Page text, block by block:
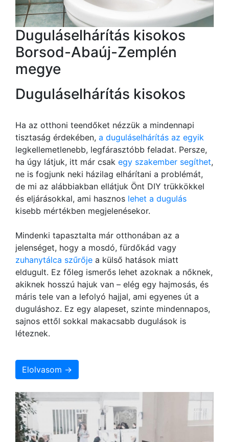
Duguláselhárítás kisokos
Borsod-Abaúj-Zemplén
megye
Duguláselhárítás kisokos
Ha az otthoni teendőket nézzük a mindennapi
tisztaság érdekében, a duguláselhárítás az egyik
legkellemetlenebb, legfárasztóbb feladat. Persze,
ha úgy látjuk, itt már csak egy szakember segíthet,
ne is fogjunk neki házilag elhárítani a problémát,
de mi az alábbiakban ellátjuk Önt DIY trükkökkel
és eljárásokkal, ami hasznos lehet a dugulás
kisebb mértékben megjelenésekor.
Mindenki tapasztalta már otthonában az a
jelenséget, hogy a mosdó, fürdőkád vagy
zuhanytálca szűrője a külső hatások miatt
eldugult. Ez főleg ismerős lehet azoknak a nőknek,
akiknek hosszú hajuk van – elég egy hajmosás, és
máris tele van a lefolyó hajjal, ami egyenes út a
duguláshoz. Ez egy alapeset, szinte mindennapos,
sajnos ettől sokkal makacsabb dugulások is
léteznek.
Elolvasom →